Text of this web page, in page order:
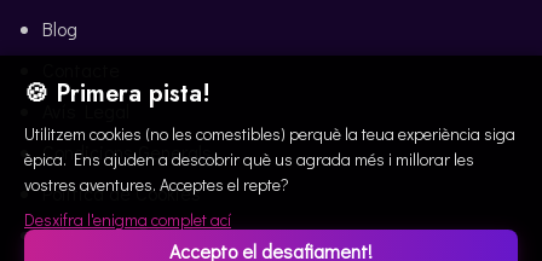
Blog
Condicions Generals
Política de Cookies
Política de Privacitat
🍪 Primera pista!
Utilitzem cookies (no les comestibles) perquè la teua experiència siga
èpica. Ens ajuden a descobrir què us agrada més i millorar les
vostres aventures. Acceptes el repte?
Desxifra l'enigma complet ací
Accepto el desafiament!